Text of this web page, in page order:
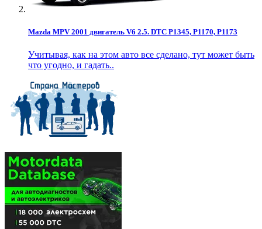
Mazda MPV 2001 двигатель V6 2.5. DTC P1345, P1170, P1173
Учитывая, как на этом авто все сделано, тут может быть
что угодно, и гадать..